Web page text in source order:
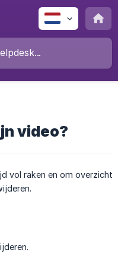
video?
vol raken en om overzicht